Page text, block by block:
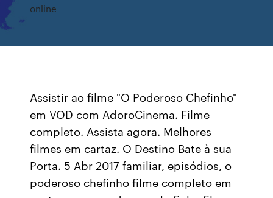
online
Assistir ao filme "O Poderoso Chefinho"
em VOD com AdoroCinema. Filme
completo. Assista agora. Melhores
filmes em cartaz. O Destino Bate à sua
Porta. 5 Abr 2017 familiar, episódios, o
poderoso chefinho filme completo em